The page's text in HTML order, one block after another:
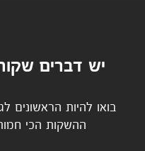
יש דברים
בואו להיות הראשונים
ההשקות הכי